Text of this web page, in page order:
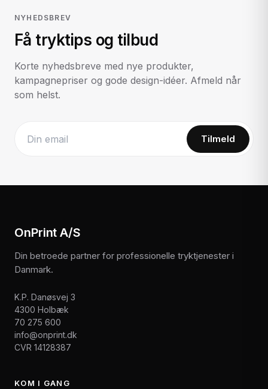
NYHEDSBREV
Få tryktips og tilbud
Korte nyhedsbreve med nye produkter,
kampagnepriser og gode design-idéer. Afmeld når
som helst.
Tilmeld
OnPrint A/S
Din betroede partner for professionelle tryktjenester i
Danmark.
K.P. Danøsvej 3
4300 Holbæk
70 275 600
info@onprint.dk
CVR 14128387
KOM I GANG